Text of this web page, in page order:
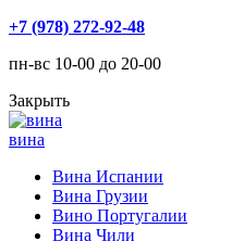
+7 (978) 272-92-48
пн-вс 10-00 до 20-00
Закрыть
вина
Вина Испании
Вина Грузии
Вино Португалии
Вина Чили